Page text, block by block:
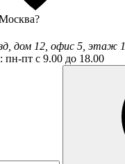
?
дом 12, офис 5, этаж 1
пн-пт с 9.00 до 18.00